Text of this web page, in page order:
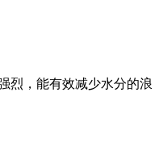
烈，能有效减少水分的浪